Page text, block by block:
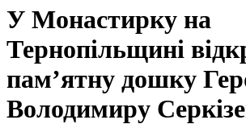
У Монастирку на
Тернопільщині
пам’ятну дошку
Володимиру